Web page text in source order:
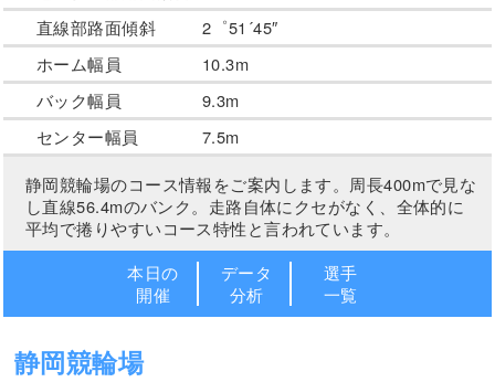
直線部路面傾斜
2゜51´45″
ホーム幅員
10.3m
バック幅員
9.3m
センター幅員
7.5m
静岡競輪場のコース情報をご案内します。周長400mで見な
し直線56.4mのバンク。走路自体にクセがなく、全体的に
平均で捲りやすいコース特性と言われています。
本日の
開催
データ
分析
選手
一覧
静岡競輪場